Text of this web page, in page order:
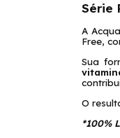
Série
A
Free,
Sua
O
*100%